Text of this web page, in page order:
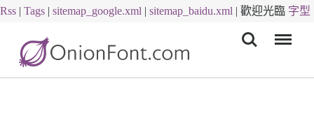
Rss | Tags | sitemap_google.xml | sitemap_baidu.xml | 歡迎光臨 字型